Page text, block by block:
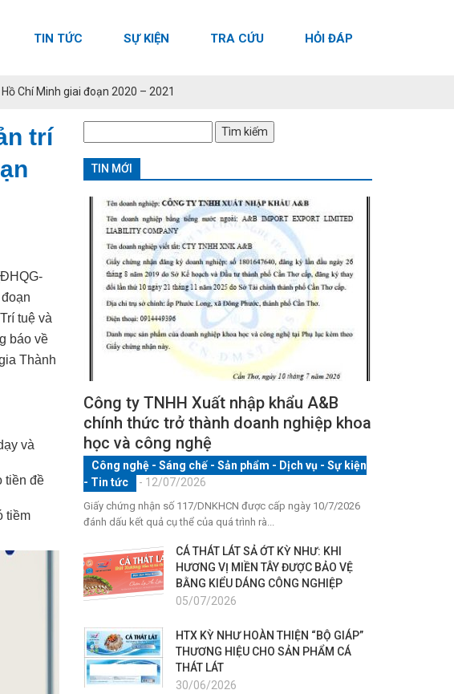
TIN TỨC SỰ KIỆN TRA CỨU HỎI ĐÁP
Chí Minh giai đoạn 2020 – 2021
trí
tuệ và
báo về
Thành
và
tiền đề
tiềm
kiếm
cho:
TIN MỚI
Công ty TNHH Xuất nhập khẩu A&B
chính thức trở thành doanh nghiệp khoa
học và công nghệ
Công nghệ - Sáng chế - Sản phẩm - Dịch vụ - Sự kiện
- Tin tức - 12/07/2026
Giấy chứng nhận số 117/DNKHCN được cấp ngày 10/7/2026
đánh dấu kết quả cụ thể của quá trình rà...
CÁ THÁT LÁT SẢ ỚT KỲ NHƯ: KHI
HƯƠNG VỊ MIỀN TÂY ĐƯỢC BẢO VỆ
BẰNG KIỂU DÁNG CÔNG NGHIỆP
05/07/2026
HTX KỲ NHƯ HOÀN THIỆN “BỘ GIÁP”
THƯƠNG HIỆU CHO SẢN PHẨM CÁ
THÁT LÁT
30/06/2026